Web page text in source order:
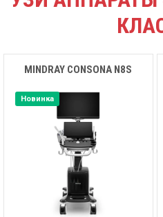
MINDRAY CONSONA N8S
Новинка